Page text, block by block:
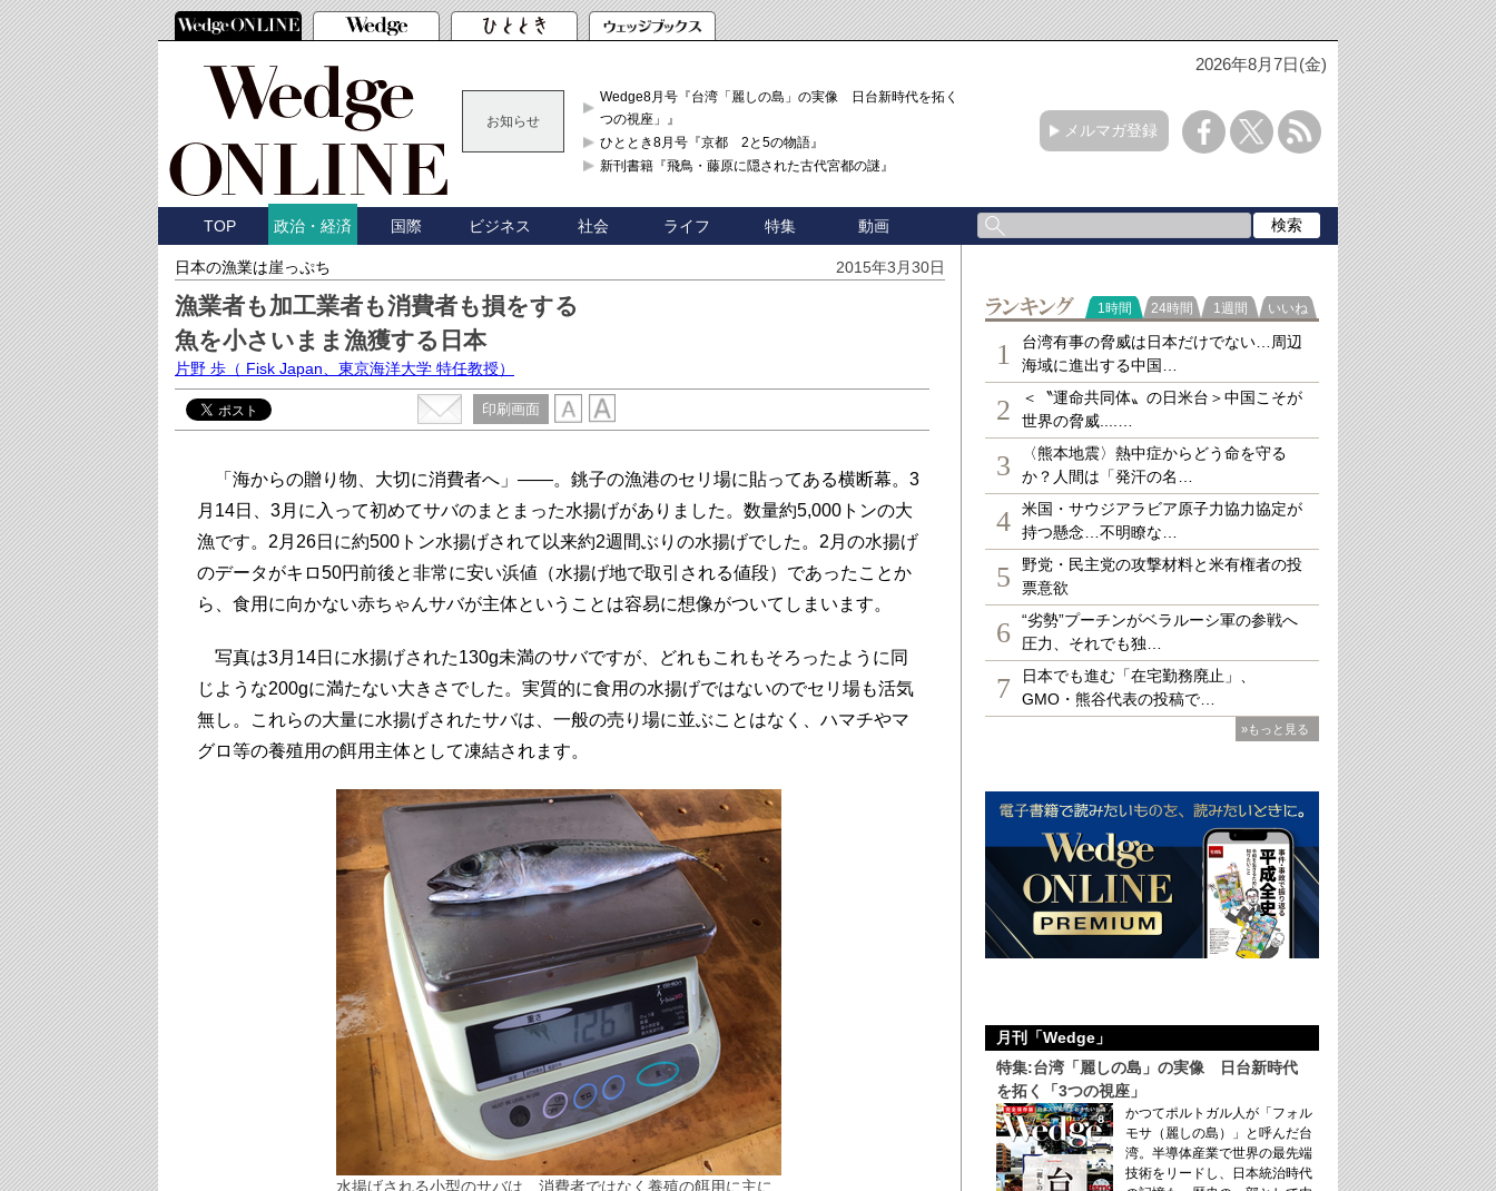
2026年8月7日(金)
お知らせ
Wedge8月号『台湾「麗しの島」の実像 日台新時代を拓く「3
つの視座」』
ひととき8月号『京都 2と5の物語』
新刊書籍『飛鳥・藤原に隠された古代宮都の謎』
メルマガ登録
TOP 政治・経済 国際 ビジネス 社会 ライフ 特集 動画
日本の漁業は崖っぷち 2015年3月30日
漁業者も加工業者も消費者も損をする
魚を小さいまま漁獲する日本
片野 歩 （ Fisk Japan、東京海洋大学 特任教授）
印刷画面
「海からの贈り物、大切に消費者へ」――。銚子の漁港のセリ場に貼ってある横断幕。3
月14日、3月に入って初めてサバのまとまった水揚げがありました。数量約5,000トンの大
漁です。2月26日に約500トン水揚げされて以来約2週間ぶりの水揚げでした。2月の水揚げ
のデータがキロ50円前後と非常に安い浜値（水揚げ地で取引される値段）であったことか
ら、食用に向かない赤ちゃんサバが主体ということは容易に想像がついてしまいます。
写真は3月14日に水揚げされた130g未満のサバですが、どれもこれもそろったように同
じような200gに満たない大きさでした。実質的に食用の水揚げではないのでセリ場も活気
無し。これらの大量に水揚げされたサバは、一般の売り場に並ぶことはなく、ハマチやマ
グロ等の養殖用の餌用主体として凍結されます。
水揚げされる小型のサバは、消費者ではなく養殖の餌用に主に
ランキング
1時間 24時間 1週間 いいね
1
台湾有事の脅威は日本だけでない…周辺
海域に進出する中国…
2
＜〝運命共同体〟の日米台＞中国こそが
世界の脅威....…
3
〈熊本地震〉熱中症からどう命を守る
か？人間は「発汗の名…
4
米国・サウジアラビア原子力協力協定が
持つ懸念…不明瞭な…
5
野党・民主党の攻撃材料と米有権者の投
票意欲
6
“劣勢”プーチンがベラルーシ軍の参戦へ
圧力、それでも独…
7
日本でも進む「在宅勤務廃止」、
GMO・熊谷代表の投稿で…
»もっと見る
月刊「Wedge」
特集:台湾「麗しの島」の実像 日台新時代
を拓く「3つの視座」
かつてポルトガル人が「フォル
モサ（麗しの島）」と呼んだ台
湾。半導体産業で世界の最先端
技術をリードし、日本統治時代